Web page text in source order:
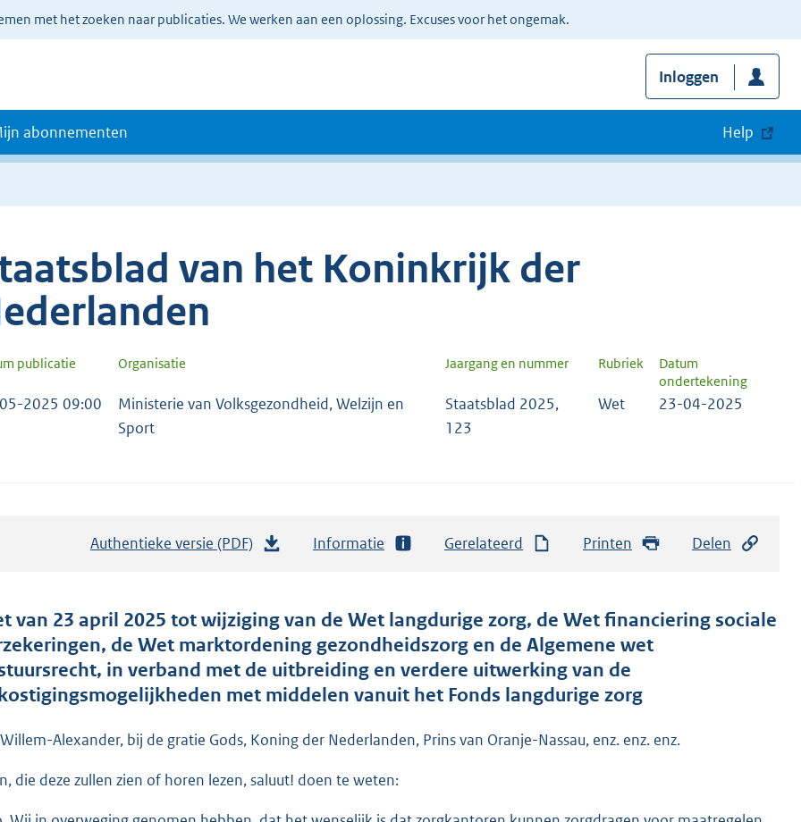
met het zoeken naar publicaties. We werken aan een oplossing. Excuses voor het ongemak.
Inloggen
abonnementen Help
van het Koninkrijk der
publicatie Organisatie Jaargang en nummer Rubriek
Datum
ondertekening
2025 09:00
Ministerie van Volksgezondheid, Welzijn en
Sport
Staatsblad 2025,
123
Wet 23-04-2025
Authentieke versie (PDF)
t
a
n
d
g
o
Informatie Gerelateerd Printen Delen
van 23 april 2025 tot wijziging van de Wet langdurige zorg, de Wet financiering sociale
de Wet marktordening gezondheidszorg en de Algemene wet
in verband met de uitbreiding en verdere uitwerking van de
met middelen vanuit het Fonds langdurige zorg
Alexander, bij de gratie Gods, Koning der Nederlanden, Prins van Oranje-Nassau, enz. enz. enz.
die deze zullen zien of horen lezen, saluut! doen te weten: